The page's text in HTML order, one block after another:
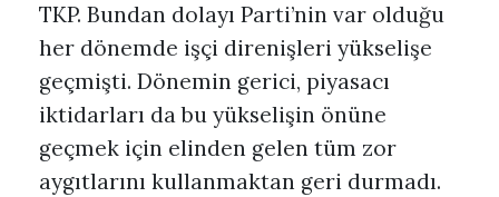
TKP. Bundan dolayı Parti’nin var olduğu
her dönemde işçi direnişleri yükselişe
geçmişti. Dönemin gerici, piyasacı
iktidarları da bu yükselişin önüne
geçmek için elinden gelen tüm zor
aygıtlarını kullanmaktan geri durmadı.